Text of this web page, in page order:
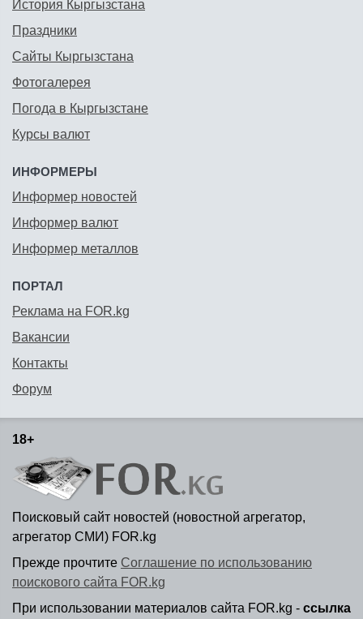
История Кыргызстана
Праздники
Сайты Кыргызстана
Фотогалерея
Погода в Кыргызстане
Курсы валют
ИНФОРМЕРЫ
Информер новостей
Информер валют
Информер металлов
ПОРТАЛ
Реклама на FOR.kg
Вакансии
Контакты
Форум
18+
Поисковый сайт новостей (новостной агрегатор,
агрегатор СМИ) FOR.kg
Прежде прочтите Соглашение по использованию
поискового сайта FOR.kg
При использовании материалов сайта FOR.kg - ссылка